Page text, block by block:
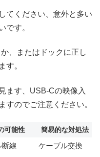
てください、意外と多い
です。
、またはドックに正し
す。
ます、USB-Cの映像入
すのでご注意ください。
可能性 簡易的な対処法
断線
ケーブル交換